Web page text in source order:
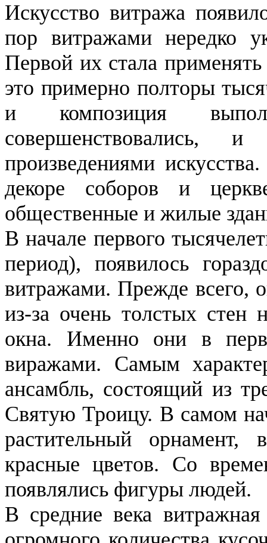
Искусство витража
пор витражами нередко
Первой их стала применять
это примерно полторы
и композиция
совершенствовались,
произведениями
декоре соборов и
общественные и жилые
В начале первого
период), появилось
витражами. Прежде всего,
из-за очень толстых стен
окна. Именно они в
виражами. Самым
ансамбль, состоящий из
Святую Троицу. В самом
растительный
красные цветов. Со
появлялись фигуры людей.
В средние века